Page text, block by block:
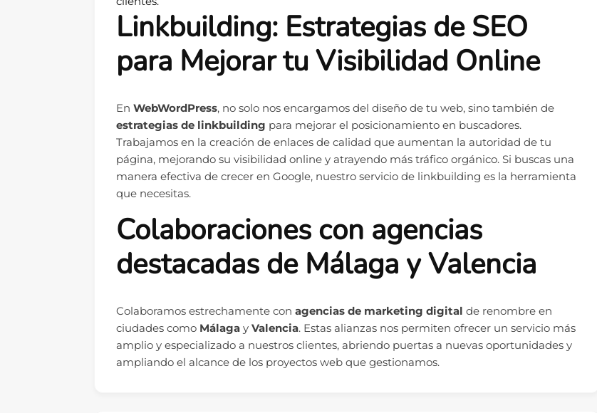
Linkbuilding: Estrategias de SEO
para Mejorar tu Visibilidad Online
En WebWordPress, no solo nos encargamos del diseño de tu web, sino también de
estrategias de linkbuilding para mejorar el posicionamiento en buscadores.
Trabajamos en la creación de enlaces de calidad que aumentan la autoridad de tu
página, mejorando su visibilidad online y atrayendo más tráfico orgánico. Si buscas una
manera efectiva de crecer en Google, nuestro servicio de linkbuilding es la herramienta
que necesitas.
Colaboraciones con agencias
destacadas de Málaga y Valencia
Colaboramos estrechamente con agencias de marketing digital de renombre en
ciudades como Málaga y Valencia. Estas alianzas nos permiten ofrecer un servicio más
amplio y especializado a nuestros clientes, abriendo puertas a nuevas oportunidades y
ampliando el alcance de los proyectos web que gestionamos.